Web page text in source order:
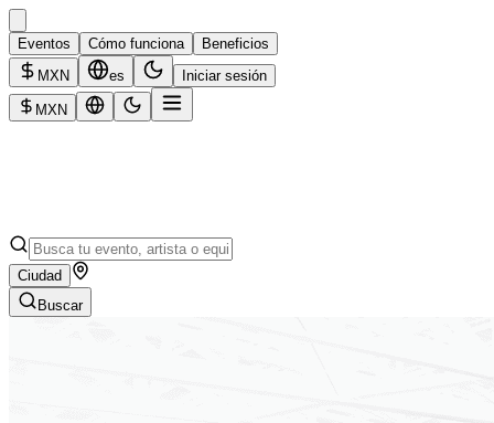
Eventos Cómo funciona
Beneficios
MXN
es Iniciar sesión
MXN
Ciudad
Buscar